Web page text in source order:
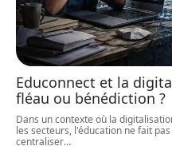
Educonnect et la
fléau ou bénédiction ?
Dans un contexte où la
les secteurs, l'éducation ne fait
centraliser…